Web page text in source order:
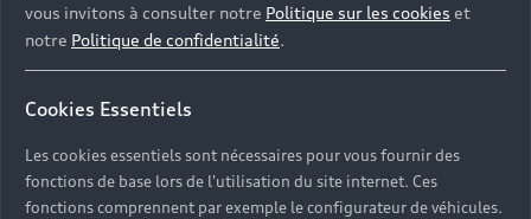
vous invitons à consulter notre Politique sur les cookies et
notre Politique de confidentialité.
Cookies Essentiels
Les cookies essentiels sont nécessaires pour vous fournir des
fonctions de base lors de l'utilisation du site internet. Ces
fonctions comprennent par exemple le configurateur de véhicules.